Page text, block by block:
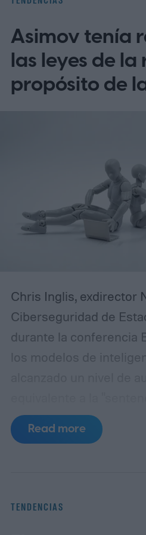
Asimov tenía
las leyes de
propósito de
Chris Inglis, exdirector
Ciberseguridad de
durante la conferencia
los modelos de
desarrolladores deben
urgentemente las tres
Read more
TENDENCIAS